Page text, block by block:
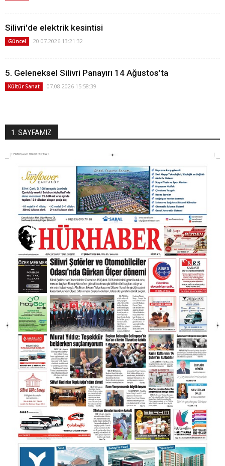
Silivri'de elektrik kesintisi
Güncel 20.07.2026 13:21:32
5. Geleneksel Silivri Panayırı 14 Ağustos’ta
Kültür Sanat 07.08.2026 15:58:39
1. SAYFAMIZ